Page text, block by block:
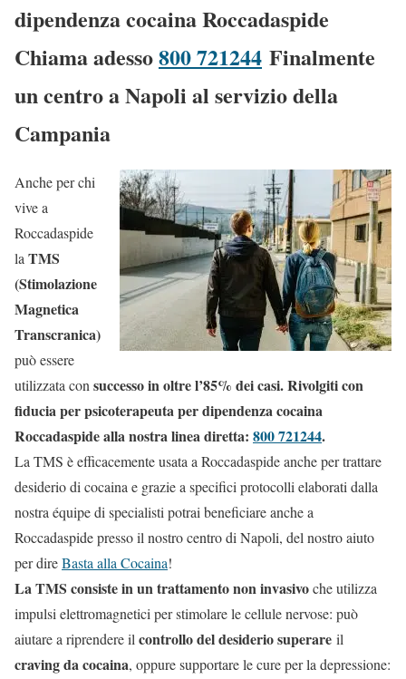
dipendenza cocaina Roccadaspide
Chiama adesso800 721244 Finalmente
un centro a Napoli al servizio della
Campania
Anche per chi
vive a
Roccadaspide
laTMS
(Stimolazione
Magnetica
Transcranica)
può essere
utilizzata consuccesso in oltre l’85% dei casi. Rivolgiti con
fiducia per psicoterapeuta per dipendenza cocaina
Roccadaspide alla nostra linea diretta: 800 721244.
La TMS è efficacemente usata a Roccadaspide anche per trattare
desiderio di cocaina e grazie a specifici protocolli elaborati dalla
nostra équipe di specialisti potrai beneficiare anche a
Roccadaspide presso il nostro centro di Napoli, del nostro aiuto
per direBasta alla Cocaina!
La TMS consiste in un trattamento non invasivoche utilizza
impulsi elettromagnetici per stimolare le cellule nervose: può
aiutare a riprendere ilcontrollo del desiderio superare il
craving da cocaina, oppure supportare le cure per la depressione: